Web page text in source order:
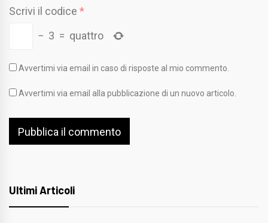
Scrivi il codice *
− 3 = quattro
Avvertimi via email in caso di risposte al mio commento.
Avvertimi via email alla pubblicazione di un nuovo articolo.
Ultimi Articoli